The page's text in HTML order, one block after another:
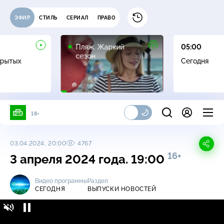
ЭФИР СТИЛЬ СЕРИАЛ ПРАВО
Пляж. Жаркий
сезон
16+
05:00
Сегодня
18+
03.04.2024, 20:00 4767
3 апреля 2024 года. 19:00 16+
Видео программы
СЕГОДНЯ
Раздел
ВЫПУСКИ НОВОСТЕЙ